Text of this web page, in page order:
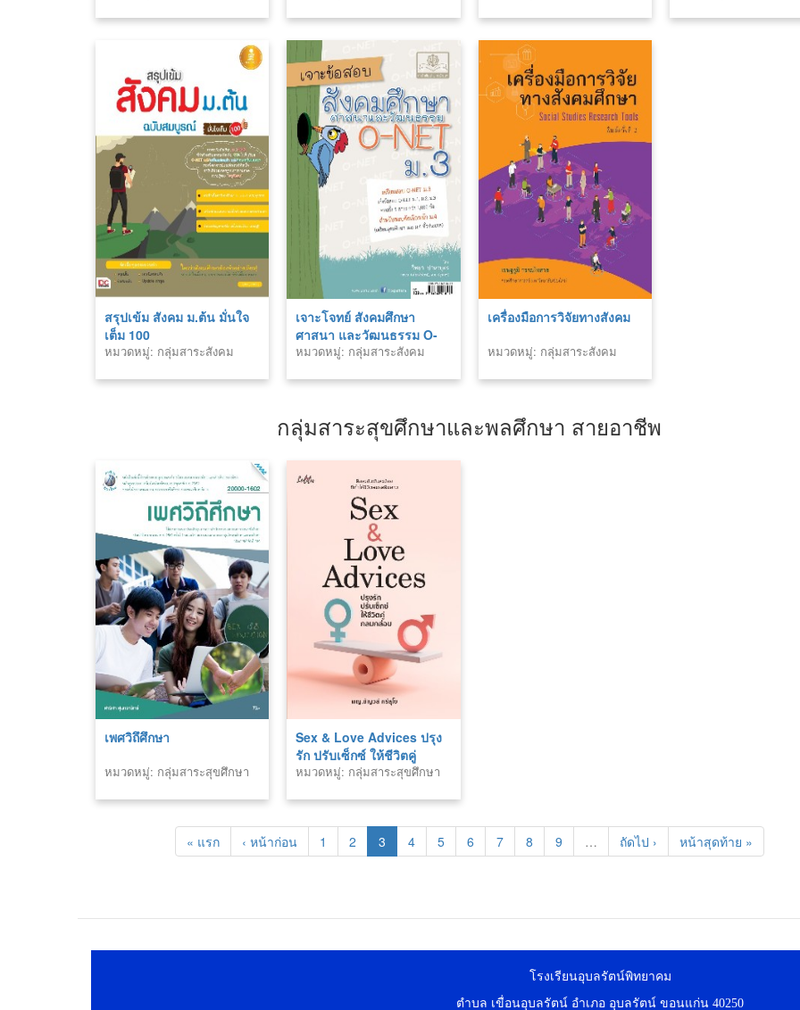
สรุปเข้ม สังคม ม.ต้น มั่นใจ
เต็ม 100
หมวดหมู่: กลุ่มสาระสังคม
เจาะโจทย์ สังคมศึกษา
ศาสนา และวัฒนธรรม O-
NET ม.3
หมวดหมู่: กลุ่มสาระสังคม
เครื่องมือการวิจัยทางสังคม
หมวดหมู่: กลุ่มสาระสังคม
กลุ่มสาระสุขศึกษาและพลศึกษา สายอาชีพ
เพศวิถึศึกษา
หมวดหมู่: กลุ่มสาระสุขศึกษา
Sex & Love Advices ปรุง
รัก ปรับเซ็กซ์ ให้ชีวิตคู่
กลมกล่อม
หมวดหมู่: กลุ่มสาระสุขศึกษา
« แรก ‹ หน้าก่อน 1 2 3 4 5 6 7 8 9 … ถัดไป › หน้าสุดท้าย »
โรงเรียนอุบลรัตน์พิทยาคม
ตำบล เขื่อนอุบลรัตน์ อำเภอ อุบลรัตน์ ขอนแก่น 40250